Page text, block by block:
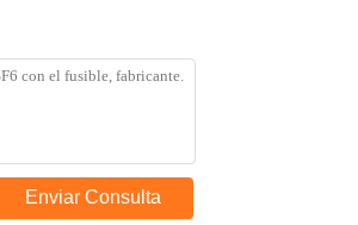
Enviar Consulta